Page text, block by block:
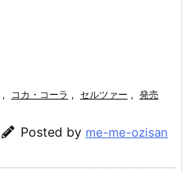
, コカ・コーラ , セルツァー , 発売
Posted by me-me-ozisan